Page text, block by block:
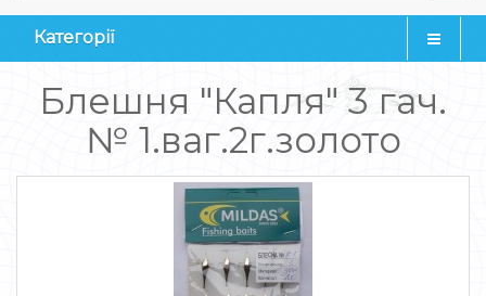
Категорії
Блешня "Капля" 3 гач.
№ 1.ваг.2г.золото